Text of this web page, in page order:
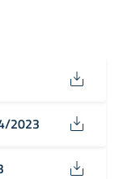
2023